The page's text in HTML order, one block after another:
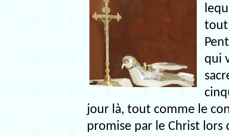
tout
qui
jour là, tout comme le
promise par le Christ lors